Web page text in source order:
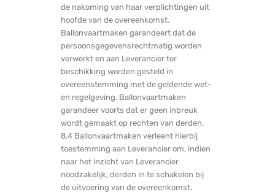
de nakoming van haar verplichtingen uit
hoofde van de overeenkomst.
Ballonvaartmaken garandeert dat de
persoonsgegevensrechtmatig worden
verwerkt en aan Leverancier ter
beschikking worden gesteld in
overeenstemming met de geldende wet-
en regelgeving. Ballonvaartmaken
garandeer voorts dat er geen inbreuk
wordt gemaakt op rechten van derden.
8.4 Ballonvaartmaken verleent hierbij
toestemming aan Leverancier om, indien
naar het inzicht van Leverancier
noodzakelijk, derden in te schakelen bij
de uitvoering van de overeenkomst.